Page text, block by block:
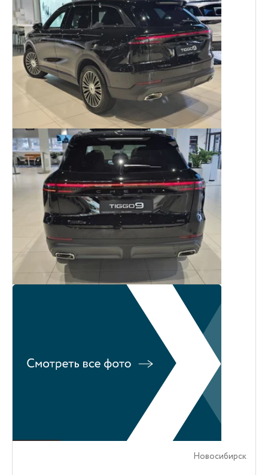
Новосибирск